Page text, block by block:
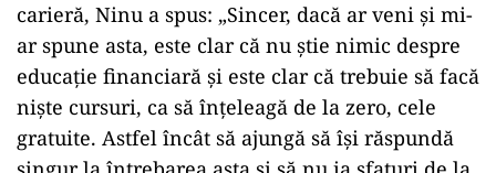
carieră, Ninu a spus: „Sincer, dacă ar veni şi mi-
ar spune asta, este clar că nu ştie nimic despre
educaţie financiară şi este clar că trebuie să facă
nişte cursuri, ca să înţeleagă de la zero, cele
gratuite. Astfel încât să ajungă să îşi răspundă